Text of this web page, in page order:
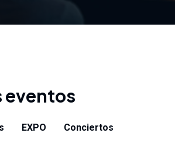
eventos
EXPO
Conciertos